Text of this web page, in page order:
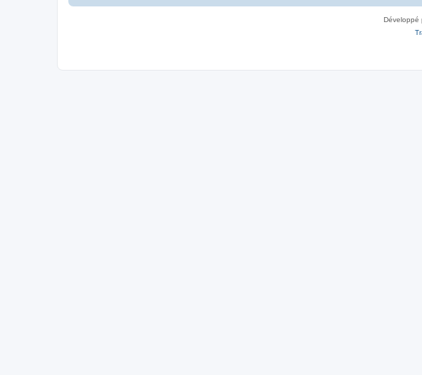
Développé